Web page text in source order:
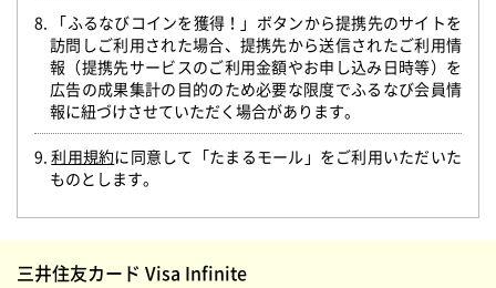
8. 「ふるなびコインを獲得！」ボタンから提携先のサイトを
訪問しご利用された場合、提携先から送信されたご利用情
報（提携先サービスのご利用金額やお申し込み日時等）を
広告の成果集計の目的のため必要な限度でふるなび会員情
報に紐づけさせていただく場合があります。
9.利用規約に同意して「たまるモール」をご利用いただいた
ものとします。
三井住友カード Visa Infinite